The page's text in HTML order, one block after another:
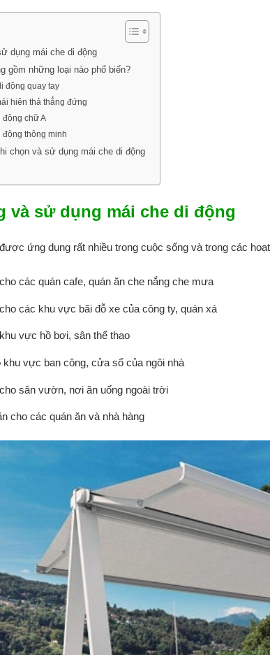
dụng mái che di động
gồm những loại nào phổ biến?
động quay tay
hiên thả thẳng đứng
động chữ A
động thông minh
chọn và sử dụng mái che di động
và sử dụng mái che di động
ứng dụng rất nhiều trong cuộc sống và trong các
các quán cafe, quán ăn che nắng che mưa
các khu vực bãi đỗ xe của công ty, quán xá
vực hồ bơi, sân thể thao
khu vực ban công, cửa sổ của ngôi nhà
sân vườn, nơi ăn uống ngoài trời
cho các quán ăn và nhà hàng